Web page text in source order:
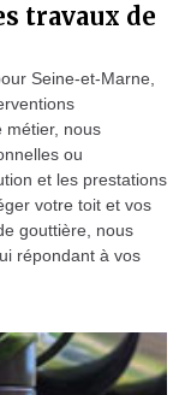
travaux de
Seine-et-Marne,
métier, nous
ou
et les prestations
votre toit et vos
gouttière, nous
répondant à vos